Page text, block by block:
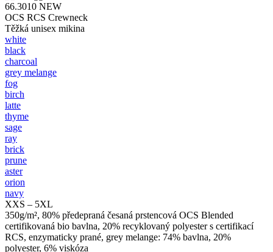
66.3010 NEW
OCS RCS Crewneck
Těžká unisex mikina
white
black
charcoal
grey melange
fog
birch
latte
thyme
sage
ray
brick
prune
aster
orion
navy
XXS – 5XL
350g/m², 80% předepraná česaná prstencová OCS Blended
certifikovaná bio bavlna, 20% recyklovaný polyester s certifikací
RCS, enzymaticky prané, grey melange: 74% bavlna, 20%
polyester, 6% viskóza